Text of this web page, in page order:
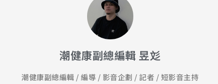
潮健康副總編輯 昱彣
潮健康副總編輯 / 編導 / 影音企劃 / 記者 / 短影音主持